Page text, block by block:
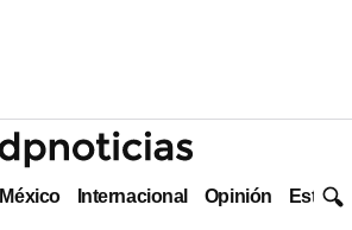
México Internacional Opinión Estilo